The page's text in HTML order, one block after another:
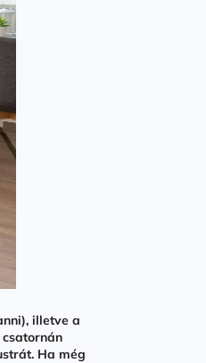
illetve a
Ha még